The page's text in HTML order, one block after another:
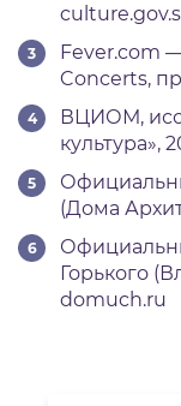
Fever.com
Concerts,
ВЦИОМ,
культура»,
(Дома
Горького
domuch.ru